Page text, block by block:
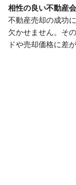
相性の良い不動産
不動産売却の成功
欠かせません。そ
ドや売却価格に差